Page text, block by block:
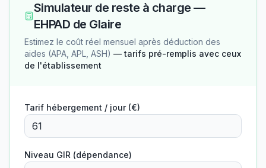
Simulateur de reste à charge —
EHPAD de Glaire
Estimez le coût réel mensuel après déduction des
aides (APA, APL, ASH) — tarifs pré-remplis avec ceux
de l'établissement
Tarif hébergement / jour (€)
Niveau GIR (dépendance)